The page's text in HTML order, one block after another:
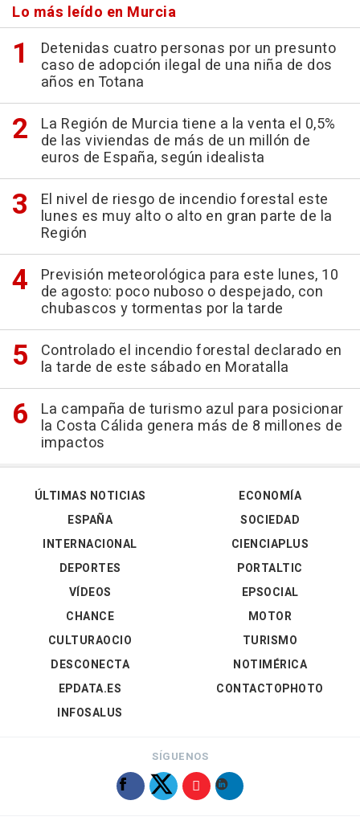
Lo más leído en Murcia
Detenidas cuatro personas por un presunto
caso de adopción ilegal de una niña de dos
años en Totana
La Región de Murcia tiene a la venta el 0,5%
de las viviendas de más de un millón de
euros de España, según idealista
El nivel de riesgo de incendio forestal este
lunes es muy alto o alto en gran parte de la
Región
Previsión meteorológica para este lunes, 10
de agosto: poco nuboso o despejado, con
chubascos y tormentas por la tarde
Controlado el incendio forestal declarado en
la tarde de este sábado en Moratalla
La campaña de turismo azul para posicionar
la Costa Cálida genera más de 8 millones de
impactos
ÚLTIMAS NOTICIAS
ESPAÑA
INTERNACIONAL
DEPORTES
VÍDEOS
ECONOMÍA
SOCIEDAD
CIENCIAPLUS
PORTALTIC
EPSOCIAL
CHANCE
CULTURAOCIO
DESCONECTA
EPDATA.ES
INFOSALUS
MOTOR
TURISMO
NOTIMÉRICA
CONTACTOPHOTO
SÍGUENOS